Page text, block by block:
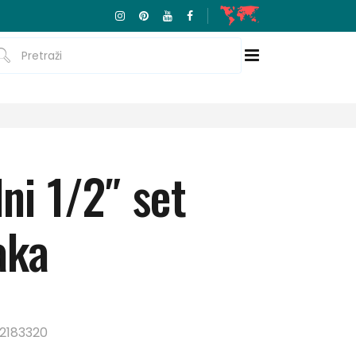
1/2″ set